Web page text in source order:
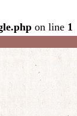
on line 1